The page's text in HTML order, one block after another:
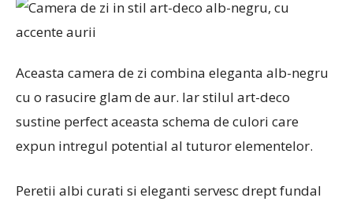
Aceasta camera de zi combina eleganta alb-negru
cu o rasucire glam de aur. Iar stilul art-deco
sustine perfect aceasta schema de culori care
expun intregul potential al tuturor elementelor.
Peretii albi curati si eleganti servesc drept fundal